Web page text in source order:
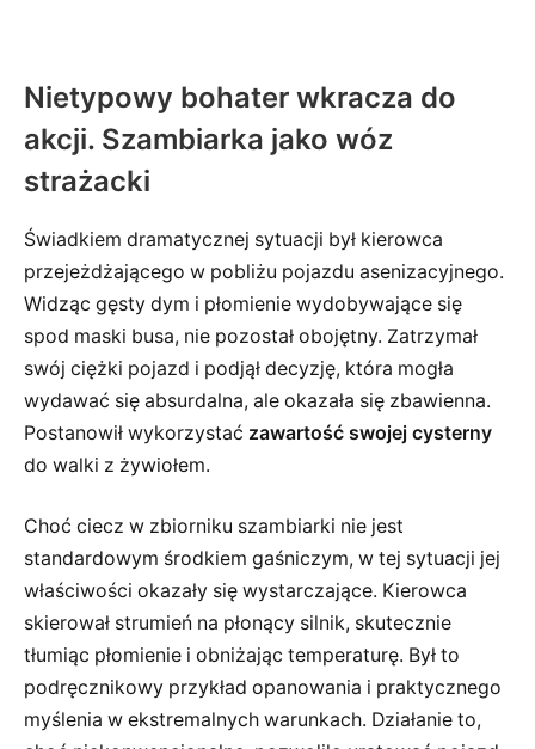
Nietypowy bohater wkracza do
akcji. Szambiarka jako wóz
strażacki
Świadkiem dramatycznej sytuacji był kierowca
przejeżdżającego w pobliżu pojazdu asenizacyjnego.
Widząc gęsty dym i płomienie wydobywające się
spod maski busa, nie pozostał obojętny. Zatrzymał
swój ciężki pojazd i podjął decyzję, która mogła
wydawać się absurdalna, ale okazała się zbawienna.
Postanowił wykorzystać zawartość swojej cysterny
do walki z żywiołem.
Choć ciecz w zbiorniku szambiarki nie jest
standardowym środkiem gaśniczym, w tej sytuacji jej
właściwości okazały się wystarczające. Kierowca
skierował strumień na płonący silnik, skutecznie
tłumiąc płomienie i obniżając temperaturę. Był to
podręcznikowy przykład opanowania i praktycznego
myślenia w ekstremalnych warunkach. Działanie to,